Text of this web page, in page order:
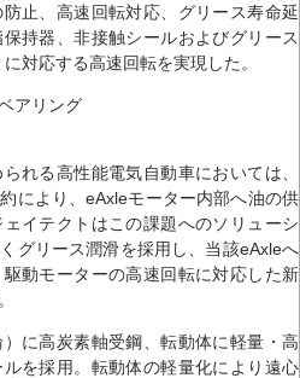
止、高速回転対応、グリース寿命延
持器、非接触シールおよびグリース
対応する高速回転を実現した。
アリング
れる高性能電気自動車においては、
により、eAxleモーター内部へ油の供
イテクトはこの課題へのソリューシ
グリース潤滑を採用し、当該eAxleへ
動モーターの高速回転に対応した新
に高炭素軸受鋼、転動体に軽量・高
を採用。転動体の軽量化により遠心